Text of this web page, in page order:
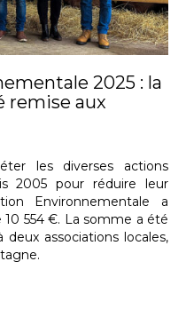
2025 : la
remise aux
les diverses actions
2005 pour réduire leur
Environnementale a
554 €. La somme a été
associations locales,